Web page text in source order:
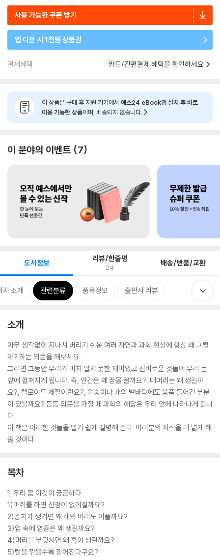
사용 가능한 쿠폰 받기
앱 다운 시 1천원 상품권
결제혜택 카드/간편결제 혜택을 확인하세요
이 상품은 구매 후 지원 기기에서 예스24 eBook앱 설치 후 바로
이용 가능한 상품이며, 배송되지 않습니다.
이 분야의 이벤트 7
도서정보 리뷰/한줄평
24 배송/반품/교환
자 소개 관련분류 품목정보 출판사 리뷰
소개
아무 생각없이 지나쳐 버리기 쉬운 여러 자연과 과학 현상에 항상 왜 그럴
까? 하는 의문을 해보세요.
그러면 그동안 우리가 미처 알지 못한 재미있고 신비로운 것들이 우리 눈
앞에 펼쳐지게 됩니다. 즉, 인간은 왜 꿈을 꿀까요?, 대머리는 왜 생길까
요?, 켈로이드 체질이란요?, 원숭이나 개의 발바닥에도 움푹 들어간 부분
이 있을까요? 등등 의문을 가질 때 과학의 해답은 우리 앞에 나타나게 됩니
다.
이 책은 이러한 것들을 알기 쉽게 설명해 준다. 여러분의 지식을 더 넓게 해
줄 것이다.
목차
1. 우리 몸 이것이 궁금하다
1)마취를 하면 신경이 없어질까요?
2)충치가 생기면 왜 배와 머리도 아플까요?
3)입 속에 염증은 왜 생길까요?
4)머리를 부딪치면 왜 혹이 생길까요?
5)털을 깎을수록 짙어진다구요?